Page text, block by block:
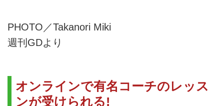
PHOTO／Takanori Miki
週刊GDより
オンラインで有名コーチのレッス
ンが受けられる!